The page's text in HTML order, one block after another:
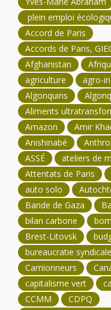
plein emploi
Accord de Paris
Accords de Paris,
Afghanistan
agriculture
agro-
Algonquins
Aliments
Amazon
Amir
Anishinabé
ASSÉ
ateliers de
Attentats de Paris
auto solo
Bande de Gaza
bilan carbone
Brest-Litovsk
bureaucratie syndicale
Camionneurs
capitalisme vert
CCMM
CDPQ